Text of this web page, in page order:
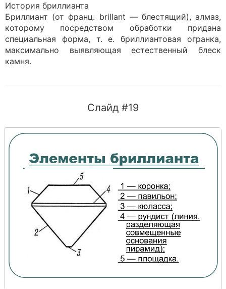
История бриллианта
Бриллиант (от франц. brillant — блестящий), алмаз,
которому посредством обработки придана
специальная форма, т. е. бриллиантовая огранка,
максимально выявляющая естественный блеск
камня.
Слайд #19